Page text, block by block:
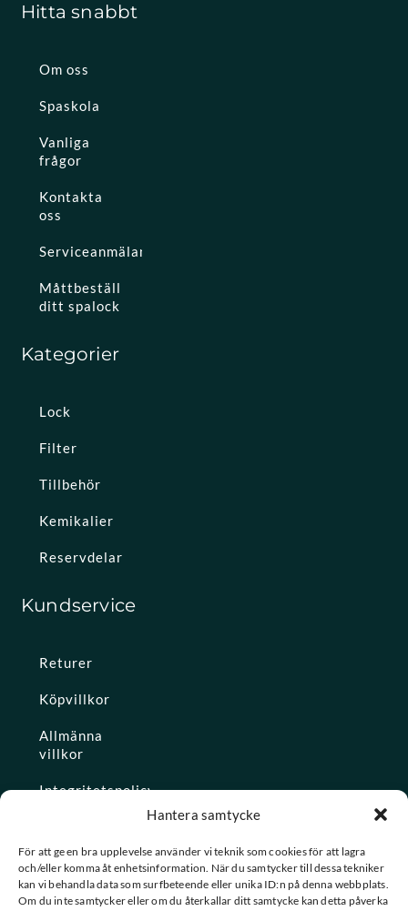
Hantera samtycke
För att ge en bra upplevelse använder vi teknik som cookies för att lagra
och/eller komma åt enhetsinformation. När du samtycker till dessa tekniker
kan vi behandla data som surfbeteende eller unika ID:n på denna webbplats.
Om du inte samtycker eller om du återkallar ditt samtycke kan detta påverka
Hitta snabbt
Om oss
Spaskola
Vanliga
frågor
Kontakta
oss
Serviceanmälan
Måttbeställ
ditt spalock
Kategorier
Lock
Filter
Tillbehör
Kemikalier
Reservdelar
Kundservice
Returer
Köpvillkor
Allmänna
villkor
Integritetspolicy
Konto